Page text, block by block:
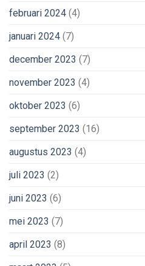
februari 2024 (4)
januari 2024 (7)
december 2023 (7)
november 2023 (4)
oktober 2023 (6)
september 2023 (16)
augustus 2023 (4)
juli 2023 (2)
juni 2023 (6)
mei 2023 (7)
april 2023 (8)